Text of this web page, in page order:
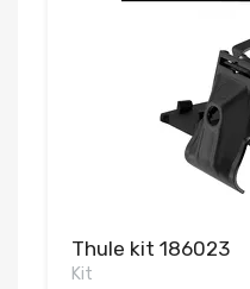
Thule kit 186023
Kit